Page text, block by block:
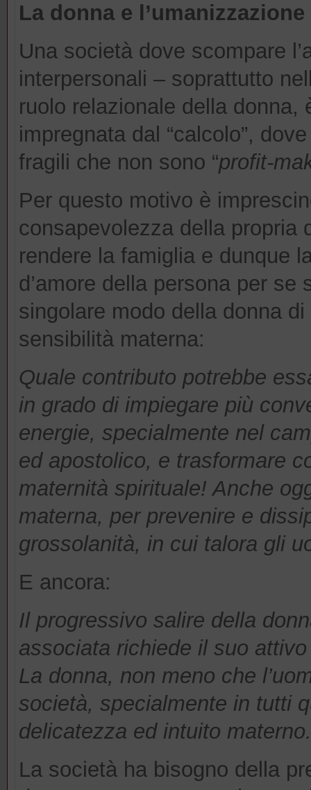
La donna e
Una società dove scompare
interpersonali – soprattutto
ruolo relazionale della
impregnata dal “calcolo”,
fragili che non sono “profit-
Per questo motivo è
consapevolezza della propria
rendere la famiglia e dunque
d’amore della persona per
singolare modo della donna
sensibilità materna:
Quale contributo potrebbe
in grado di impiegare più
energie, specialmente nel
ed apostolico, e trasformare
maternità spirituale! Anche
materna, per prevenire e
grossolanità, in cui talora gli
E ancora:
Il progressivo salire della
associata richiede il suo
La donna, non meno che
società, specialmente in tutti
delicatezza ed intuito materno.
La società ha bisogno della